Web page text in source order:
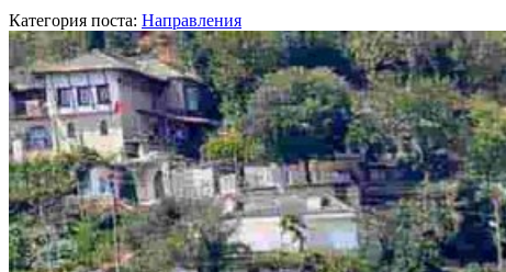
Категория поста: Направления